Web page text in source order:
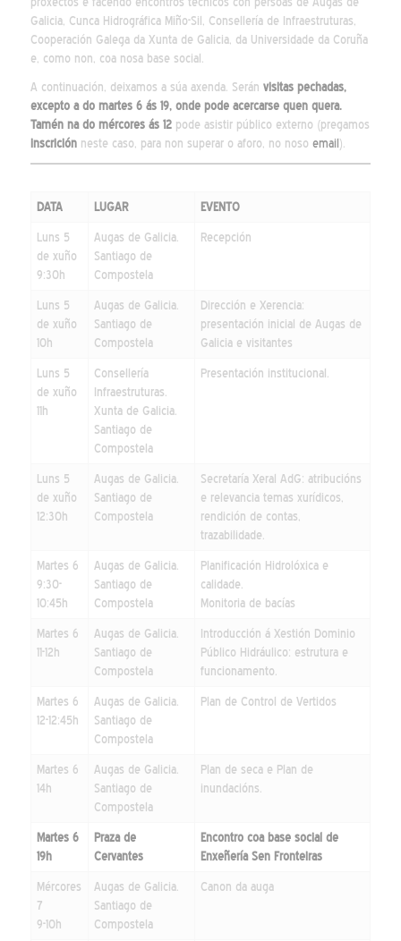
Galicia, Cunca Hidrográfica Miño-Sil, Consellería de Infraestruturas,
Cooperación Galega da Xunta de Galicia, da Universidade da Coruña
e, como non, coa nosa base social.
A continuación, deixamos a súa axenda. Serán visitas pechadas,
excepto a do martes 6 ás 19, onde pode acercarse quen quera.
Tamén na do mércores ás 12pode asistir público externo (pregamos
inscriciónneste caso, para non superar o aforo, no noso email ).
DATA LUGAR EVENTO
Luns 5
de xuño
9:30h
Augas de Galicia.
Santiago de
Compostela
Recepción
Luns 5
de xuño
10h
Augas de Galicia.
Santiago de
Compostela
Dirección e Xerencia:
presentación inicial de Augas de
Galicia e visitantes
Luns 5
de xuño
11h
Consellería
Infraestruturas.
Xunta de Galicia.
Santiago de
Compostela
Presentación institucional.
Luns 5
de xuño
12:30h
Augas de Galicia.
Santiago de
Compostela
Secretaría Xeral AdG: atribucións
e relevancia temas xurídicos,
rendición de contas,
trazabilidade.
Martes 6
9:30-
10:45h
Augas de Galicia.
Santiago de
Compostela
Planificación Hidrolóxica e
calidade.
Monitoria de bacías
Martes 6
11-12h
Augas de Galicia.
Santiago de
Compostela
Introducción á Xestión Dominio
Público Hidráulico: estrutura e
funcionamento.
Martes 6
12-12:45h
Augas de Galicia.
Santiago de
Compostela
Plan de Control de Vertidos
Martes 6
14h
Augas de Galicia.
Santiago de
Compostela
Plan de seca e Plan de
inundacións.
Martes 6
19h
Praza de
Cervantes
Encontro coa base social de
Enxeñería Sen Fronteiras
Mércores
7
9-10h
Augas de Galicia.
Santiago de
Compostela
Canon da auga